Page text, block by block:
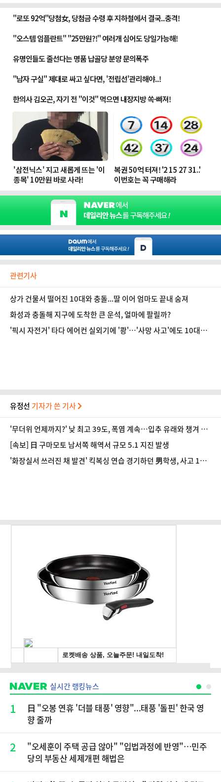
관련기사
상가 건물서 떨어진 10대와 충돌...딸 이어 엄마도 끝내 숨져
화성과 충돌해 지구에 도착한 큰 운석, 얼마에 팔릴까?
'픽시 자전거' 타다 에어컨 실외기에 '쾅'…'사망 사고'에도 10대들
유정선 기자가 쓴 기사
'무더위 언제까지?' 낮 최고 39도, 폭염 계속…입추 유래와 챙겨 먹
으면 좋은 음식 [오늘 날씨]
[속보] 日 구마모토 남서쪽 해역서 규모 5.1 지진 발생
'화장실서 쓰러진 채 발견' 킥복싱 연습 경기하던 男학생, 사고 12일
실시간 랭킹뉴스
1
日 "오봉 연휴 '더블 태풍' 영향"...태풍 '돌핀' 한국 영
향 줄까
2
"오세훈이 주택 공급 않아" "입법과정에 반영"…민주
당의 부동산 세제개편 해법은